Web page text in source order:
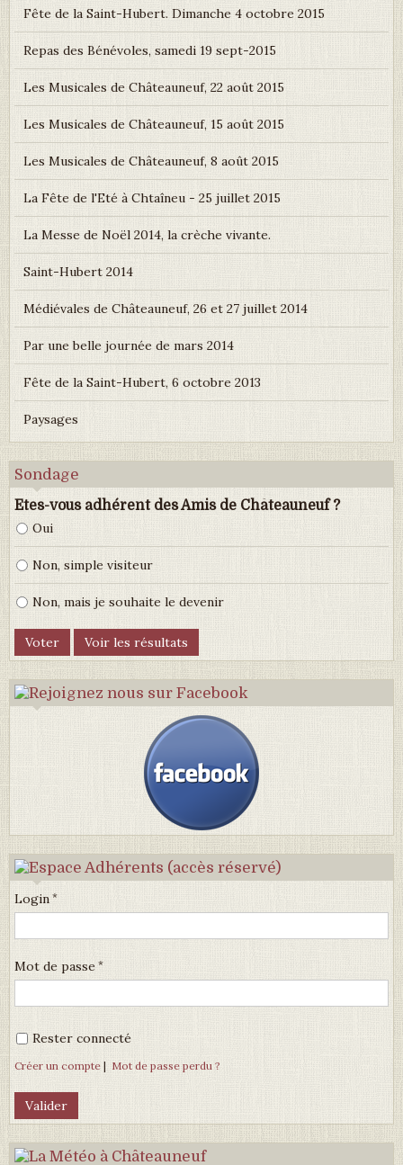
Fête de la Saint-Hubert. Dimanche 4 octobre 2015
Repas des Bénévoles, samedi 19 sept-2015
Les Musicales de Châteauneuf, 22 août 2015
Les Musicales de Châteauneuf, 15 août 2015
Les Musicales de Châteauneuf, 8 août 2015
La Fête de l'Eté à Chtaîneu - 25 juillet 2015
La Messe de Noël 2014, la crèche vivante.
Saint-Hubert 2014
Médiévales de Châteauneuf, 26 et 27 juillet 2014
Par une belle journée de mars 2014
Fête de la Saint-Hubert, 6 octobre 2013
Paysages
Sondage
Etes-vous adhérent des Amis de Châteauneuf ?
Oui
Non, simple visiteur
Non, mais je souhaite le devenir
Login
Mot de passe
Rester connecté
Créer un compte | Mot de passe perdu ?